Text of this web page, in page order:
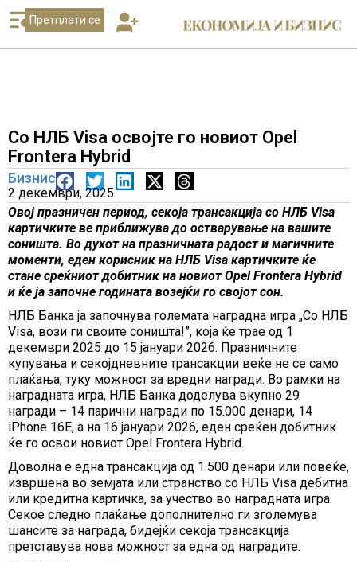
Претплати се
Со НЛБ Visa освојте го новиот Opel
Frontera Hybrid
Бизнис
2 декември, 2025
Овој празничен период, секоја трансакција со НЛБ Visa
картичките ве приближува до остварување на вашите
соништа. Во духот на празничната радост и магичните
моменти, еден корисник на НЛБ Visa картичките ќе
стане среќниот добитник на новиот Opel Frontera Hybrid
и ќе ја започне годината возејќи го својот сон.
НЛБ Банка ја започнува големата наградна игра „Со НЛБ
Visa, вози ги своите соништа!”, која ќе трае од 1
декември 2025 до 15 јануари 2026. Празничните
купувања и секојдневните трансакции веќе не се само
плаќања, туку можност за вредни награди. Во рамки на
наградната игра, НЛБ Банка доделува вкупно 29
награди – 14 парични награди по 15.000 денари, 14
iPhone 16E, а на 16 јануари 2026, еден среќен добитник
ќе го освои новиот Opel Frontera Hybrid.
Доволна е една трансакција од 1.500 денари или повеќе,
извршена во земјата или странство со НЛБ Visa дебитна
или кредитна картичка, за учество во наградната игра.
Секое следно плаќање дополнително ги зголемува
шансите за награда, бидејќи секоја трансакција
претставува нова можност за една од наградите.